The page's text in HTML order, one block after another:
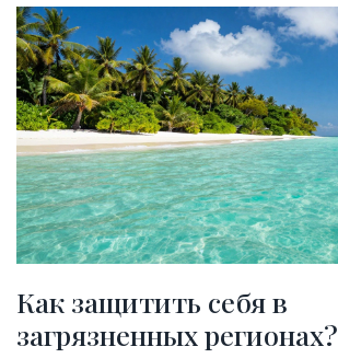
Как защитить себя в
загрязненных регионах?